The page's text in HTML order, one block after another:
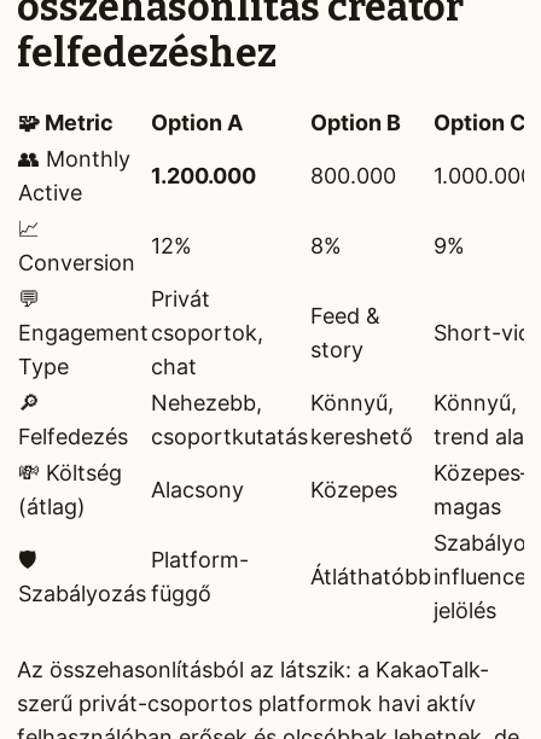
felfedezéshez
🧩 Metric Option A Option B
Option C
👥 Monthly
Active
1.200.000 800.000 1.000.000
📈
Conversion
12% 8% 9%
💬
Engagement
Type
Privát
csoportok,
chat
Feed &
story
Short-
🔎
Felfedezés
Nehezebb,
csoportkutatás
Könnyű,
kereshető
Könnyű,
trend
💸 Költség
(átlag)
Alacsony Közepes
Közepes–
magas
🛡️
Szabályozás
Platform-
függő
Átláthatóbbinfluencer
jelölés
Az összehasonlításból az látszik: a KakaoTalk-
szerű privát-csoportos platformok havi aktív